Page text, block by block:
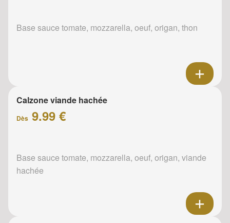
Base sauce tomate, mozzarella, oeuf, origan, thon
Calzone viande hachée
Dès 9.99 €
Base sauce tomate, mozzarella, oeuf, origan, viande
hachée